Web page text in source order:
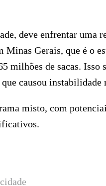
deve enfrentar uma
Minas Gerais, que é o
milhões de sacas. Isso
causou instabilidade
misto, com